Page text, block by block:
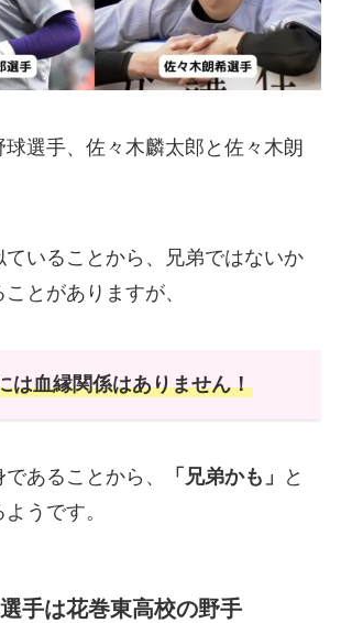
選手、佐々木麟太郎と佐々木朗
いることから、兄弟ではないか
とがありますが、
は血縁関係はありません！
あることから、 「兄弟かも」
と
うです。
手は花巻東高校の野手